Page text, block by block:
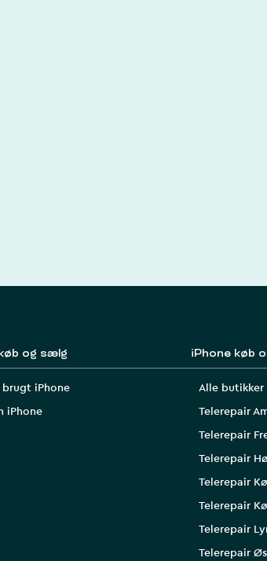
og sælg
brugt iPhone
iPhone
iPhone køb
Alle butikker
Telerepair
Telerepair
Telerepair
Telerepair
Telerepair
Telerepair
Telerepair